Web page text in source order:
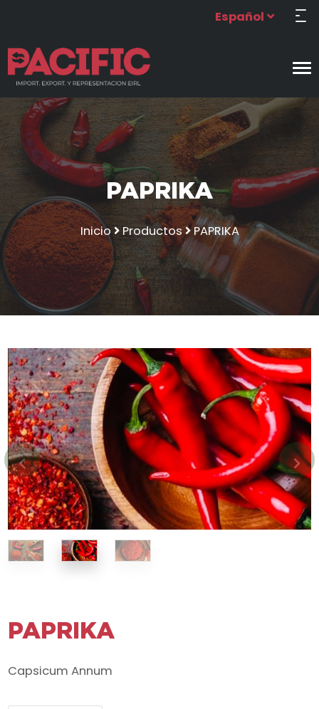
Español
PAPRIKA
Inicio Productos PAPRIKA
PAPRIKA
Capsicum Annum